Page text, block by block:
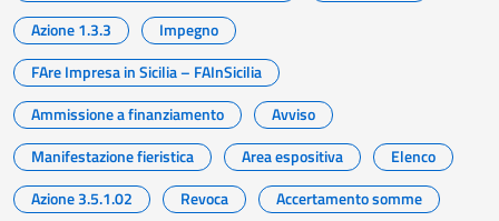
Azione 1.3.3
Impegno
FAre Impresa in Sicilia – FAInSicilia
Ammissione a finanziamento
Avviso
Manifestazione fieristica
Area espositiva
Elenco
Azione 3.5.1.02
Revoca
Accertamento somme